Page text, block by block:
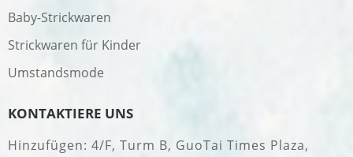
Baby-Strickwaren
Strickwaren für Kinder
Umstandsmode
KONTAKTIERE UNS
Hinzufügen: 4/F, Turm B, GuoTai Times Plaza,